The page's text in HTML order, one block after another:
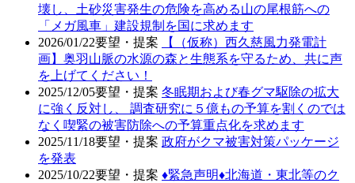
壊し、土砂災害発生の危険を高める山の尾根筋への
「メガ風車」建設規制を国に求めます
2026/01/22要望・提案
【（仮称）西久慈風力発電計
画】奥羽山脈の水源の森と生態系を守るため、共に声
を上げてください！
2025/12/05要望・提案 冬眠期および春グマ駆除の拡大
に強く反対し、 調査研究に５億もの予算を割くのでは
なく喫緊の被害防除への予算重点化を求めます
2025/11/18要望・提案 政府がクマ被害対策パッケージ
を発表
2025/10/22要望・提案 ♦️緊急声明♦️北海道・東北等のク